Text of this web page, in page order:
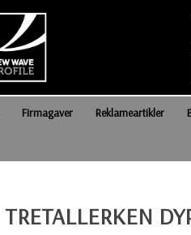
Firmagaver Reklameartikler
TRETALLERKEN